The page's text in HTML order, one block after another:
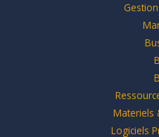
Materiels
Logiciels